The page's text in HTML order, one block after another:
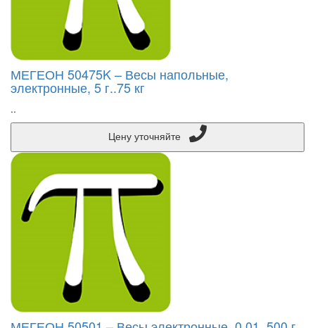
МЕГЕОН 50475K – Весы напольные,
электронные, 5 г..75 кг
..